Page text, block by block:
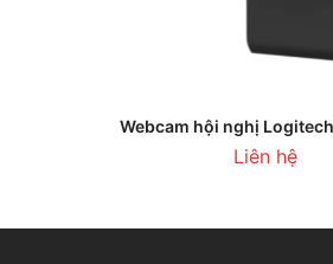
Webcam hội nghị
Liên hệ